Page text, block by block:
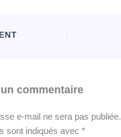
commentaire
e-mail ne sera pas publiée.
sont indiqués avec*